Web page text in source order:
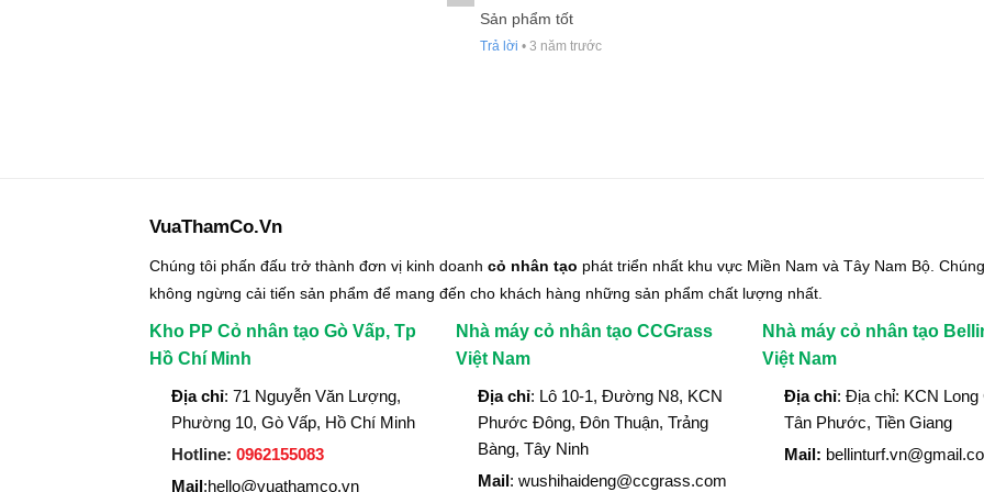
Sản phẩm tốt
Trả lời • 3 năm trước
VuaThamCo.Vn
Chúng tôi phấn đấu trở thành đơn vị kinh doanh cỏ nhân tạo phát triển nhất khu vực Miền Nam và Tây Nam Bộ.
không ngừng cải tiến sản phẩm để mang đến cho khách hàng những sản phẩm chất lượng nhất.
Kho PP Cỏ nhân tạo Gò Vấp, Tp
Hồ Chí Minh
Địa chỉ: 71 Nguyễn Văn Lượng,
Phường 10, Gò Vấp, Hồ Chí Minh
Hotline: 0962155083
Mail:hello@vuathamco.vn
Nhà máy cỏ nhân tạo CCGrass
Việt Nam
Địa chỉ: Lô 10-1, Đường N8, KCN
Phước Đông, Đôn Thuận, Trảng
Bàng, Tây Ninh
Mail: wushihaideng@ccgrass.com
Nhà máy cỏ nhân tạo
Việt Nam
Địa chỉ: Địa chỉ: KCN Long
Tân Phước, Tiền Giang
Mail: